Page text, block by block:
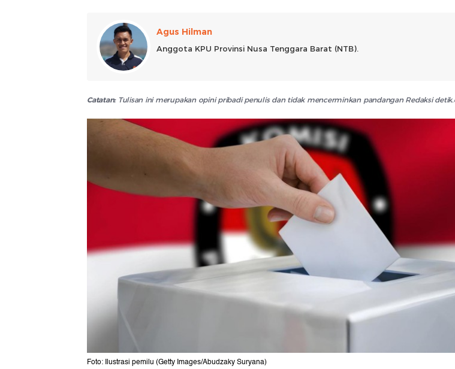
Agus Hilman
Anggota KPU Provinsi Nusa Tenggara Barat (NTB).
Catatan:Tulisan ini merupakan opini pribadi penulis dan tidak mencerminkan pandangan Redaksi
Foto: Ilustrasi pemilu (Getty Images/Abudzaky Suryana)